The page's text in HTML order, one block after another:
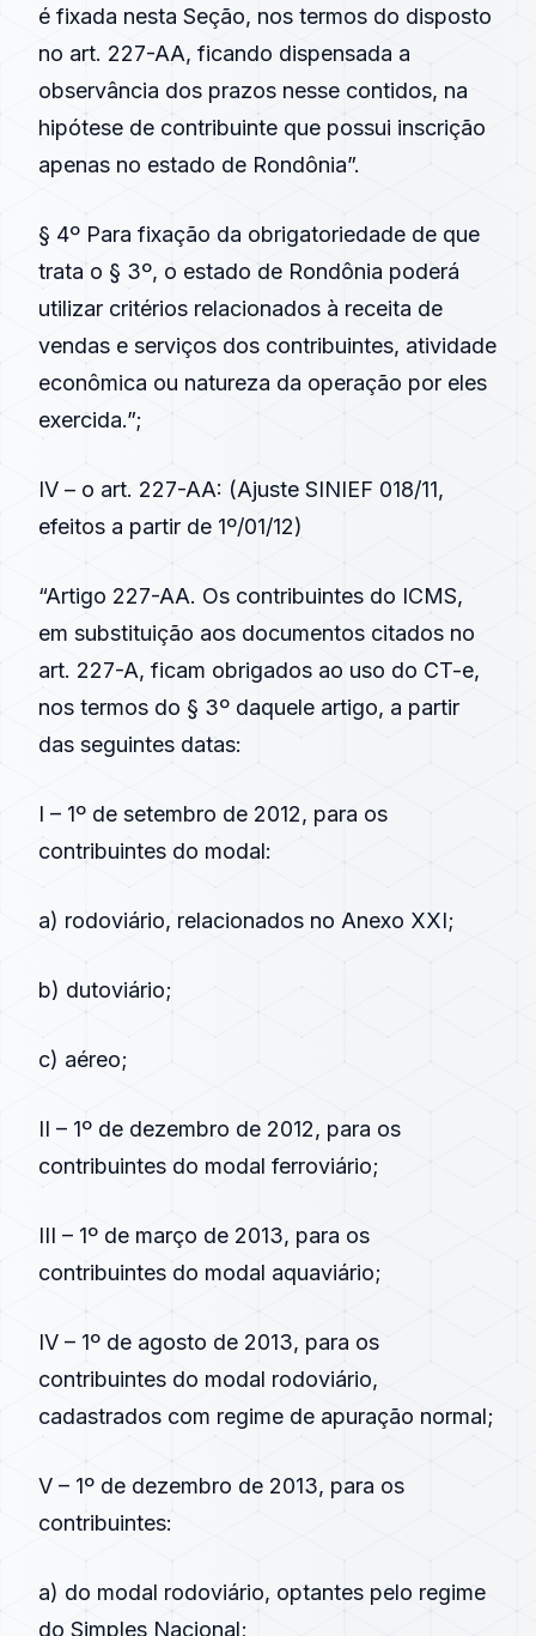
é fixada nesta Seção, nos termos do disposto
no art. 227-AA, ficando dispensada a
observância dos prazos nesse contidos, na
hipótese de contribuinte que possui inscrição
apenas no estado de Rondônia”.
§ 4º Para fixação da obrigatoriedade de que
trata o § 3º, o estado de Rondônia poderá
utilizar critérios relacionados à receita de
vendas e serviços dos contribuintes, atividade
econômica ou natureza da operação por eles
exercida.”;
IV – o art. 227-AA: (Ajuste SINIEF 018/11,
efeitos a partir de 1º/01/12)
“Artigo 227-AA. Os contribuintes do ICMS,
em substituição aos documentos citados no
art. 227-A, ficam obrigados ao uso do CT-e,
nos termos do § 3º daquele artigo, a partir
das seguintes datas:
I – 1º de setembro de 2012, para os
contribuintes do modal:
a) rodoviário, relacionados no Anexo XXI;
b) dutoviário;
c) aéreo;
II – 1º de dezembro de 2012, para os
contribuintes do modal ferroviário;
III – 1º de março de 2013, para os
contribuintes do modal aquaviário;
IV – 1º de agosto de 2013, para os
contribuintes do modal rodoviário,
cadastrados com regime de apuração normal;
V – 1º de dezembro de 2013, para os
contribuintes:
a) do modal rodoviário, optantes pelo regime
do Simples Nacional;